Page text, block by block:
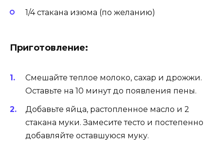
1/4 стакана изюма (по желанию)
Приготовление:
Смешайте теплое молоко, сахар и дрожжи.
Оставьте на 10 минут до появления пены.
Добавьте яйца, растопленное масло и 2
стакана муки. Замесите тесто и постепенно
добавляйте оставшуюся муку.